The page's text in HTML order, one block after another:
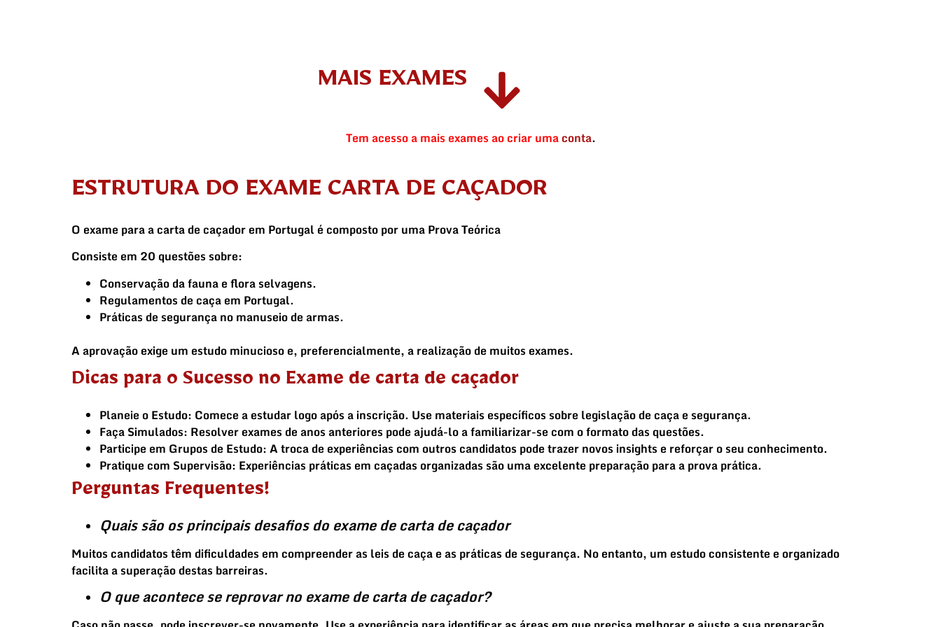
MAIS EXAMES
Tem acesso a mais exames ao criar umaconta.
ESTRUTURA DO EXAME CARTA DE CAÇADOR
O exame para a carta de caçador em Portugal é composto por umaProva Teórica
Consiste em 20 questões sobre:
Conservação da fauna e flora selvagens.
Regulamentos de caça em Portugal.
Práticas de segurança no manuseio de armas.
A aprovação exige um estudo minucioso e, preferencialmente, a realização de muitos exames.
Dicas para o Sucesso no Exame de carta de caçador
Planeie o Estudo: Comece a estudar logo após a inscrição. Use materiais específicos sobre legislação de caça e segurança.
Faça Simulados: Resolver exames de anos anteriores pode ajudá-lo a familiarizar-se com o formato das questões.
Participe em Grupos de Estudo: A troca de experiências com outros candidatos pode trazer novos insights e reforçar o seu conhecimento.
Pratique com Supervisão: Experiências práticas em caçadas organizadas são uma excelente preparação para a prova prática.
Perguntas Frequentes!
Quais são os principais desafios do exame de carta decaçador
Muitos candidatos têm dificuldades em compreender as leis de caçae as práticas de segurança. No entanto, um estudo consistente e organizado
facilita a superação destas barreiras.
O que acontece se reprovar no exame de carta decaçador?